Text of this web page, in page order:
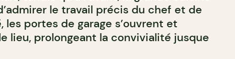
le travail précis du chef et de
les portes de garage s’ouvrent et
lieu, prolongeant la convivialité jusque